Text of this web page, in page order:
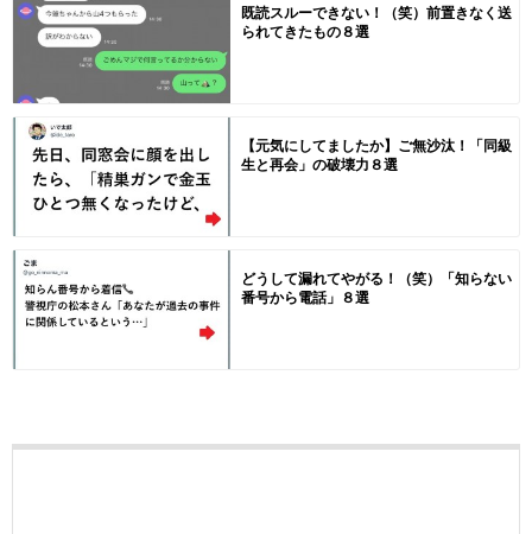
既読スルーできない！（笑）前置きなく送
られてきたもの８選
【元気にしてましたか】ご無沙汰！「同級
生と再会」の破壊力８選
どうして漏れてやがる！（笑）「知らない
番号から電話」８選